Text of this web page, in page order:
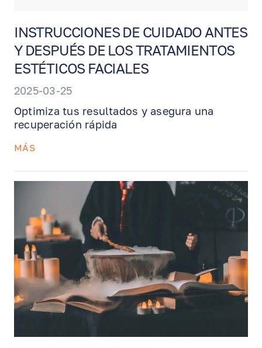
INSTRUCCIONES DE CUIDADO ANTES
Y DESPUÉS DE LOS TRATAMIENTOS
ESTÉTICOS FACIALES
2025-03-25
Optimiza tus resultados y asegura una
recuperación rápida
MÁS